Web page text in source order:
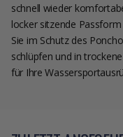
schnell wieder
locker sitzende
Sie im Schutz des
schlüpfen und in
für Ihre